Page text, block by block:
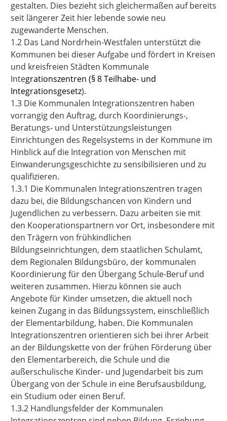
gestalten. Dies bezieht sich gleichermaßen auf bereits
seit längerer Zeit hier lebende sowie neu
zugewanderte Menschen.
1.2 Das Land Nordrhein-Westfalen unterstützt die
Kommunen bei dieser Aufgabe und fördert in Kreisen
und kreisfreien Städten Kommunale
Integrationszentren (§ 8 Teilhabe- und
Integrationsgesetz).
1.3 Die Kommunalen Integrationszentren haben
vorrangig den Auftrag, durch Koordinierungs-,
Beratungs- und Unterstützungsleistungen
Einrichtungen des Regelsystems in der Kommune im
Hinblick auf die Integration von Menschen mit
Einwanderungsgeschichte zu sensibilisieren und zu
qualifizieren.
1.3.1 Die Kommunalen Integrationszentren tragen
dazu bei, die Bildungschancen von Kindern und
Jugendlichen zu verbessern. Dazu arbeiten sie mit
den Kooperationspartnern vor Ort, insbesondere mit
den Trägern von frühkindlichen
Bildungseinrichtungen, dem staatlichen Schulamt,
dem Regionalen Bildungsbüro, der kommunalen
Koordinierung für den Übergang Schule-Beruf und
weiteren zusammen. Hierzu können sie auch
Angebote für Kinder umsetzen, die aktuell noch
keinen Zugang in das Bildungssystem, einschließlich
der Elementarbildung, haben. Die Kommunalen
Integrationszentren orientieren sich bei ihrer Arbeit
an der Bildungskette von der frühen Förderung über
den Elementarbereich, die Schule und die
außerschulische Kinder- und Jugendarbeit bis zum
Übergang von der Schule in eine Berufsausbildung,
ein Studium oder einen Beruf.
1.3.2 Handlungsfelder der Kommunalen